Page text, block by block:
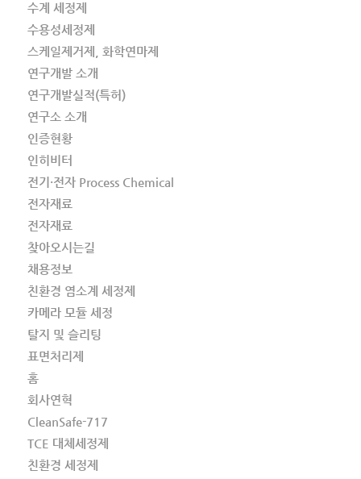
수계 세정제
수용성세정제
스케일제거제, 화학연마제
연구개발 소개
연구개발실적(특허)
연구소 소개
인증현황
인히비터
전기·전자 Process Chemical
전자재료
전자재료
찾아오시는길
채용정보
친환경 염소계 세정제
카메라 모듈 세정
탈지 및 슬리팅
표면처리제
홈
회사연혁
CleanSafe-717
TCE 대체세정제
친환경 세정제